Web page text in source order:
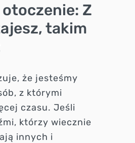
Z
takim
że jesteśmy
z którymi
czasu. Jeśli
którzy wiecznie
innych i